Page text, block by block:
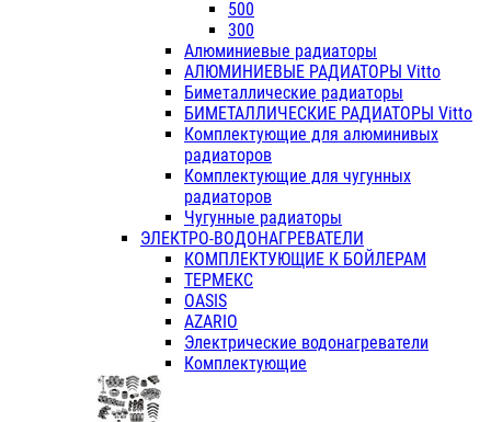
500
300
Алюминиевые радиаторы
АЛЮМИНИЕВЫЕ РАДИАТОРЫ Vitto
Биметаллические радиаторы
БИМЕТАЛЛИЧЕСКИЕ РАДИАТОРЫ Vitto
Комплектующие для алюминивых
радиаторов
Комплектующие для чугунных
радиаторов
Чугунные радиаторы
ЭЛЕКТРО-ВОДОНАГРЕВАТЕЛИ
КОМПЛЕКТУЮЩИЕ К БОЙЛЕРАМ
ТЕРМЕКС
OASIS
AZARIO
Электрические водонагреватели
Комплектующие